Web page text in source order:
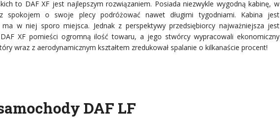
to DAF XF jest najlepszym rozwiązaniem. Posiada niezwykle wygodną kabinę, w
spokojem o swoje plecy podróżować nawet długimi tygodniami. Kabina jest
w niej sporo miejsca. Jednak z perspektywy przedsiębiorcy najważniejsza jest
XF pomieści ogromną ilość towaru, a jego stwórcy wypracowali ekonomiczny
wraz z aerodynamicznym kształtem zredukował spalanie o kilkanaście procent!
DAF LF